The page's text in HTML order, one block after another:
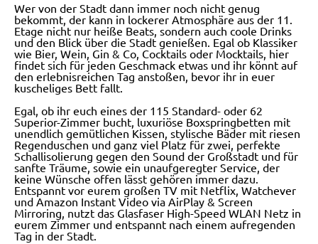
Wer von der Stadt dann immer noch nicht genug
bekommt, der kann in lockerer Atmosphäre aus der 11.
Etage nicht nur heiße Beats, sondern auch coole Drinks
und den Blick über die Stadt genießen. Egal ob Klassiker
wie Bier, Wein, Gin & Co, Cocktails oder Mocktails, hier
findet sich für jeden Geschmack etwas und ihr könnt auf
den erlebnisreichen Tag anstoßen, bevor ihr in euer
kuscheliges Bett fallt.
Egal, ob ihr euch eines der 115 Standard- oder 62
Superior-Zimmer bucht, luxuriöse Boxspringbetten mit
unendlich gemütlichen Kissen, stylische Bäder mit riesen
Regenduschen und ganz viel Platz für zwei, perfekte
Schallisolierung gegen den Sound der Großstadt und für
sanfte Träume, sowie ein unaufgeregter Service, der
keine Wünsche offen lässt gehören immer dazu.
Entspannt vor eurem großen TV mit Netflix, Watchever
und Amazon Instant Video via AirPlay & Screen
Mirroring, nutzt das Glasfaser High-Speed WLAN Netz in
eurem Zimmer und entspannt nach einem aufregenden
Tag in der Stadt.